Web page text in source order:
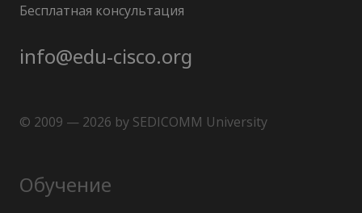
Бесплатная консультация
info@edu-cisco.org
© 2009 — 2026 by SEDICOMM University
Обучение